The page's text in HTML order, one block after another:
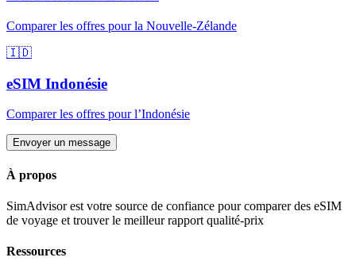
Comparer les offres pourla Nouvelle-Zélande
🇮🇩
eSIM Indonésie
Comparer les offres pourl’Indonésie
Envoyer un message
À propos
SimAdvisor est votre source de confiance pour comparer des eSIM
de voyage et trouver le meilleur rapport qualité-prix
Ressources